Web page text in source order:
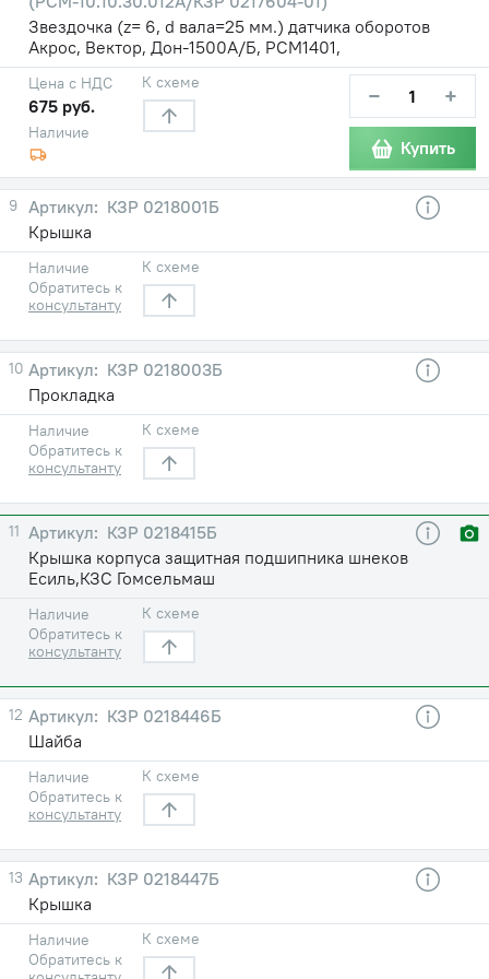
Звездочка (z= 6, d вала=25 мм.) датчика оборотов
Акрос, Вектор, Дон-1500А/Б, РСМ1401,
Наличие
Цена с НДС
675 руб.
К схеме − +
Купить
9
КЗР 0218001Б
Крышка
Наличие
Обратитесь к
консультанту
К схеме
10
КЗР 0218003Б
Прокладка
Наличие
Обратитесь к
консультанту
К схеме
11
КЗР 0218415Б
Крышка корпуса защитная подшипника шнеков
Есиль,КЗС Гомсельмаш
Наличие
Обратитесь к
консультанту
К схеме
12
КЗР 0218446Б
Шайба
Наличие
Обратитесь к
консультанту
К схеме
13
КЗР 0218447Б
Крышка
Наличие
Обратитесь к
К схеме